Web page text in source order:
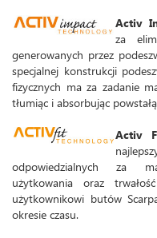
Activ
za
generowanych przez
specjalnej konstrukcji
fizycznych ma za zadanie
tłumiąc i absorbując
Activ
odpowiedzialnych za
użytkowania oraz
użytkownikowi butów
okresie czasu.